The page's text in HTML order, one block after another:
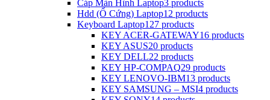
Cáp Màn Hình Laptop3 products
Hdd (Ổ Cứng) Laptop12 products
Keyboard Laptop127 products
KEY ACER-GATEWAY16 products
KEY ASUS20 products
KEY DELL22 products
KEY HP-COMPAQ29 products
KEY LENOVO-IBM13 products
KEY SAMSUNG – MSI4 products